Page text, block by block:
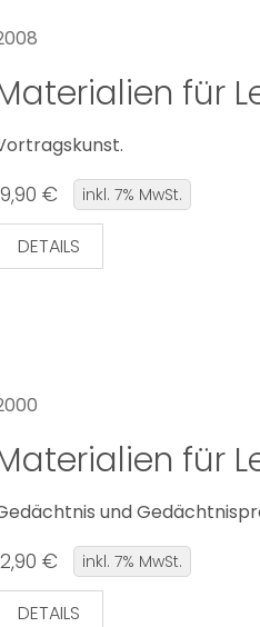
für
€ inkl. 7% MwSt.
DETAILS
für
und
€ inkl. 7% MwSt.
DETAILS